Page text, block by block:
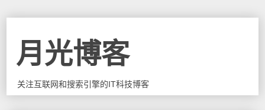
月光博客
关注互联网和搜索引擎的IT科技博客